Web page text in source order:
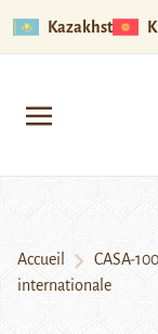
Kazakhstan
Accueil
CASA-
internationale